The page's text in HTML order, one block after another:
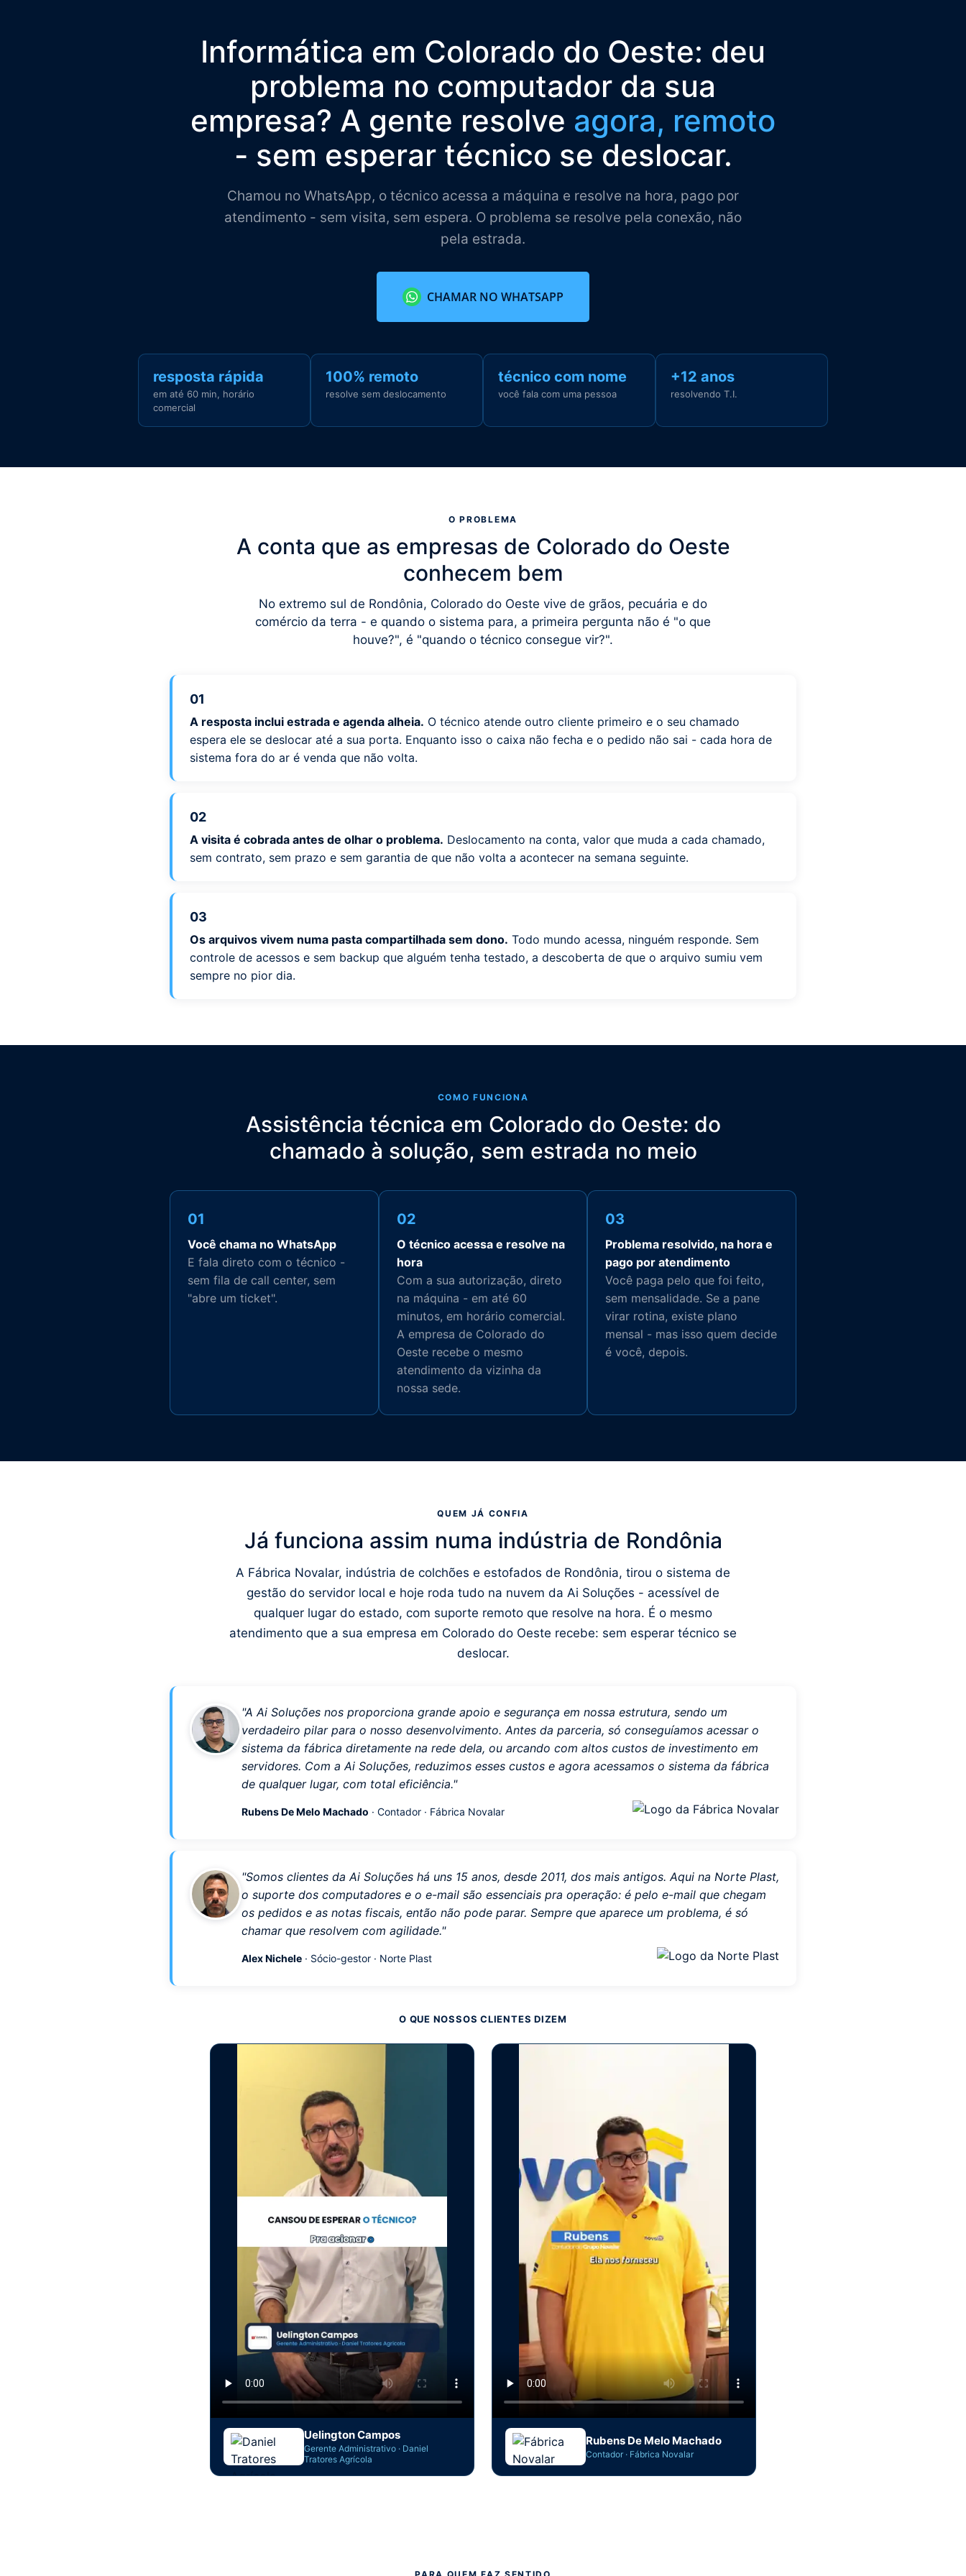
Informática em Colorado do Oeste: deu
problema no computador da sua
empresa? A gente resolve agora, remoto
- sem esperar técnico se deslocar.
Chamou no WhatsApp, o técnico acessa a máquina e resolve na hora, pago por
atendimento - sem visita, sem espera. O problema se resolve pela conexão, não
pela estrada.
CHAMAR NO WHATSAPP
resposta rápida
em até 60 min, horário
comercial
100% remoto
resolve sem deslocamento
técnico com nome
você fala com uma pessoa
+12 anos
resolvendo T.I.
O PROBLEMA
A conta que as empresas de Colorado do Oeste
conhecem bem
No extremo sul de Rondônia, Colorado do Oeste vive de grãos, pecuária e do
comércio da terra - e quando o sistema para, a primeira pergunta não é "o que
houve?", é "quando o técnico consegue vir?".
01
A resposta inclui estrada e agenda alheia. O técnico atende outro cliente primeiro e o seu chamado
espera ele se deslocar até a sua porta. Enquanto isso o caixa não fecha e o pedido não sai - cada hora de
sistema fora do ar é venda que não volta.
02
A visita é cobrada antes de olhar o problema. Deslocamento na conta, valor que muda a cada chamado,
sem contrato, sem prazo e sem garantia de que não volta a acontecer na semana seguinte.
03
Os arquivos vivem numa pasta compartilhada sem dono. Todo mundo acessa, ninguém responde. Sem
controle de acessos e sem backup que alguém tenha testado, a descoberta de que o arquivo sumiu vem
sempre no pior dia.
COMO FUNCIONA
Assistência técnica em Colorado do Oeste: do
chamado à solução, sem estrada no meio
01
Você chama no WhatsApp
E fala direto com o técnico -
sem fila de call center, sem
"abre um ticket".
02
O técnico acessa e resolve na
hora
Com a sua autorização, direto
na máquina - em até 60
minutos, em horário comercial.
A empresa de Colorado do
Oeste recebe o mesmo
atendimento da vizinha da
nossa sede.
03
Problema resolvido, na hora e
pago por atendimento
Você paga pelo que foi feito,
sem mensalidade. Se a pane
virar rotina, existe plano
mensal - mas isso quem decide
é você, depois.
QUEM JÁ CONFIA
Já funciona assim numa indústria de Rondônia
A Fábrica Novalar, indústria de colchões e estofados de Rondônia, tirou o sistema de
gestão do servidor local e hoje roda tudo na nuvem da Ai Soluções - acessível de
qualquer lugar do estado, com suporte remoto que resolve na hora. É o mesmo
atendimento que a sua empresa em Colorado do Oeste recebe: sem esperar técnico se
deslocar.
"A Ai Soluções nos proporciona grande apoio e segurança em nossa estrutura, sendo um
verdadeiro pilar para o nosso desenvolvimento. Antes da parceria, só conseguíamos acessar o
sistema da fábrica diretamente na rede dela, ou arcando com altos custos de investimento em
servidores. Com a Ai Soluções, reduzimos esses custos e agora acessamos o sistema da fábrica
de qualquer lugar, com total eficiência."
Rubens De Melo Machado · Contador · Fábrica Novalar
"Somos clientes da Ai Soluções há uns 15 anos, desde 2011, dos mais antigos. Aqui na Norte Plast,
o suporte dos computadores e o e-mail são essenciais pra operação: é pelo e-mail que chegam
os pedidos e as notas fiscais, então não pode parar. Sempre que aparece um problema, é só
chamar que resolvem com agilidade."
Alex Nichele · Sócio-gestor · Norte Plast
O QUE NOSSOS CLIENTES DIZEM
Uelington Campos
Gerente Administrativo · Daniel
Tratores Agrícola
Rubens De Melo Machado
Contador · Fábrica Novalar